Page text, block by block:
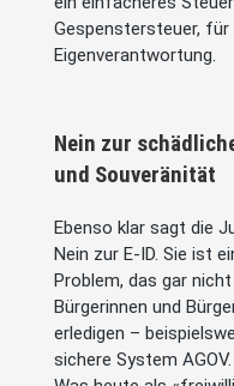
Gespenstersteuer, für
Eigenverantwortung.
Nein zur
und Souveränität
Ebenso klar sagt die
Nein zur E-ID. Sie ist
Problem, das gar
Bürgerinnen und
erledigen –
sichere System AGOV.